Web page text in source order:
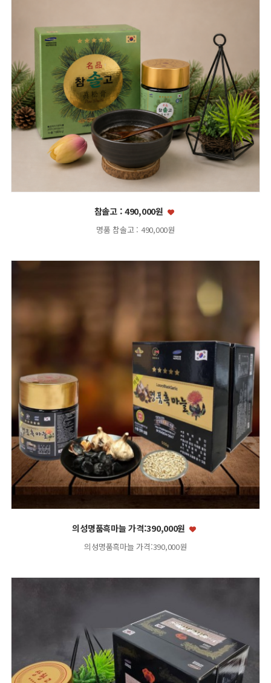
참솔고 : 490,000원
명품 참솔고 : 490,000원
의성명품흑마늘 가격:390,000원
의성명품흑마늘 가격:390,000원